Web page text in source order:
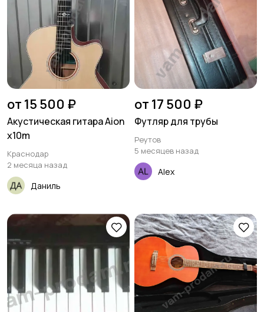
от 15 500 ₽
Акустическая гитара Aion
x10m
Краснодар
2 месяца назад
Даниль
от 17 500 ₽
Футляр для трубы
Реутов
5 месяцев назад
Alex